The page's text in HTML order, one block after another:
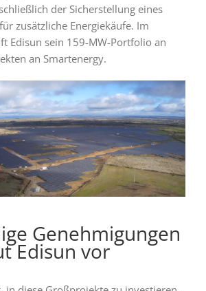
der Sicherstellung eines
zusätzliche Energiekäufe. Im
Edisun sein 159-MW-Portfolio an
an Smartenergy.
Genehmigungen
Edisun vor